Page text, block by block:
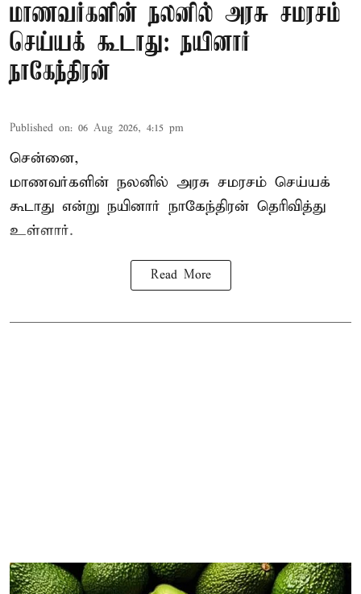
மாணவர்களின் நலனில் அரசு சமரசம்
செய்யக் கூடாது: நயினார்
நாகேந்திரன்
Published on: 06 Aug 2026, 4:15 pm
சென்னை,
மாணவர்களின் நலனில் அரசு சமரசம் செய்யக்
கூடாது என்று நயினார் நாகேந்திரன் தெரிவித்து
உள்ளார்.
Read More